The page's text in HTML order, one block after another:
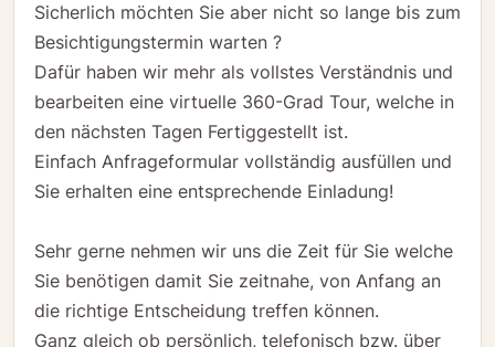
Sicherlich möchten Sie aber nicht so lange bis zum
Besichtigungstermin warten ?
Dafür haben wir mehr als vollstes Verständnis und
bearbeiten eine virtuelle 360-Grad Tour, welche in
den nächsten Tagen Fertiggestellt ist.
Einfach Anfrageformular vollständig ausfüllen und
Sie erhalten eine entsprechende Einladung!
Sehr gerne nehmen wir uns die Zeit für Sie welche
Sie benötigen damit Sie zeitnahe, von Anfang an
die richtige Entscheidung treffen können.
Ganz gleich ob persönlich, telefonisch bzw. über